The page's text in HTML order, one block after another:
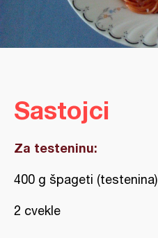
Sastojci
Za testeninu:
400 g špageti (testenina)
2 cvekle